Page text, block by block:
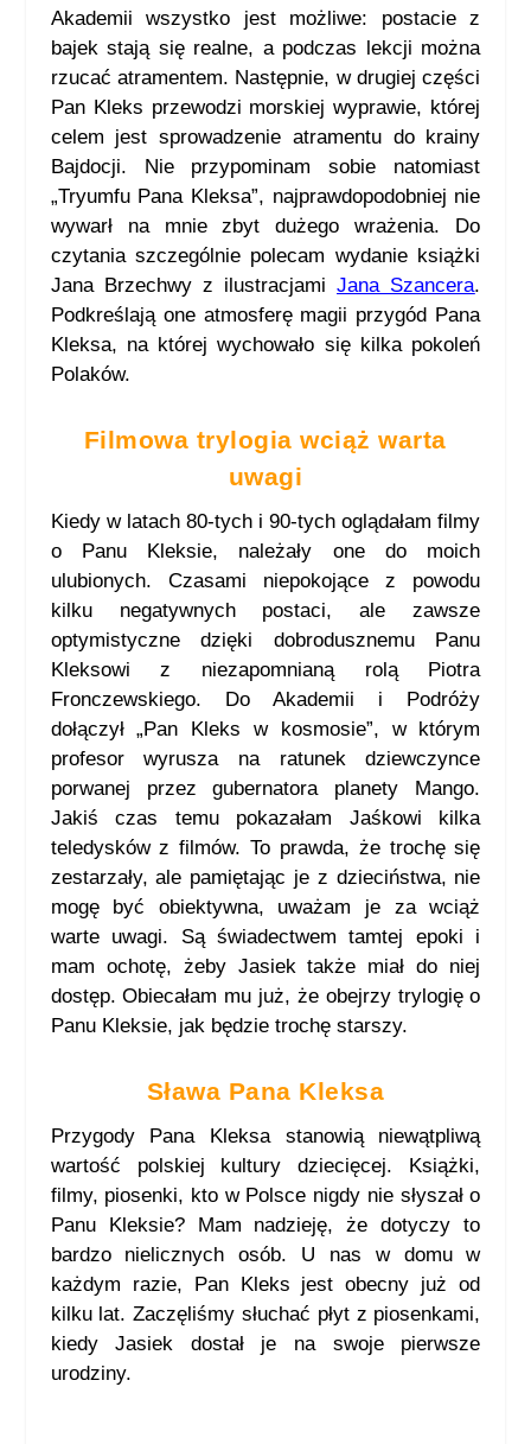
Akademii wszystko jest możliwe: postacie z
bajek stają się realne, a podczas lekcji można
rzucać atramentem. Następnie, w drugiej części
Pan Kleks przewodzi morskiej wyprawie, której
celem jest sprowadzenie atramentu do krainy
Bajdocji. Nie przypominam sobie natomiast
„Tryumfu Pana Kleksa”, najprawdopodobniej nie
wywarł na mnie zbyt dużego wrażenia. Do
czytania szczególnie polecam wydanie książki
Jana Brzechwy z ilustracjamiJana Szancera.
Podkreślają one atmosferę magii przygód Pana
Kleksa, na której wychowało się kilka pokoleń
Polaków.
Filmowa trylogia wciąż warta
uwagi
Kiedy w latach 80-tych i 90-tych oglądałam filmy
o Panu Kleksie, należały one do moich
ulubionych. Czasami niepokojące z powodu
kilku negatywnych postaci, ale zawsze
optymistyczne dzięki dobrodusznemu Panu
Kleksowi z niezapomnianą rolą Piotra
Fronczewskiego. Do Akademii i Podróży
dołączył „Pan Kleks w kosmosie”, w którym
profesor wyrusza na ratunek dziewczynce
porwanej przez gubernatora planety Mango.
Jakiś czas temu pokazałam Jaśkowi kilka
teledysków z filmów. To prawda, że trochę się
zestarzały, ale pamiętając je z dzieciństwa, nie
mogę być obiektywna, uważam je za wciąż
warte uwagi. Są świadectwem tamtej epoki i
mam ochotę, żeby Jasiek także miał do niej
dostęp. Obiecałam mu już, że obejrzy trylogię o
Panu Kleksie, jak będzie trochę starszy.
Sława Pana Kleksa
Przygody Pana Kleksa stanowią niewątpliwą
wartość polskiej kultury dziecięcej. Książki,
filmy, piosenki, kto w Polsce nigdy nie słyszał o
Panu Kleksie? Mam nadzieję, że dotyczy to
bardzo nielicznych osób. U nas w domu w
każdym razie, Pan Kleks jest obecny już od
kilku lat. Zaczęliśmy słuchać płyt z piosenkami,
kiedy Jasiek dostał je na swoje pierwsze
urodziny.